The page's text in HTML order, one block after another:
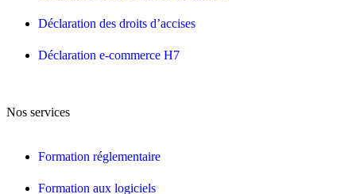
Déclaration des droits d’accises
Déclaration e-commerce H7
Nos services
Formation réglementaire
Formation aux logiciels